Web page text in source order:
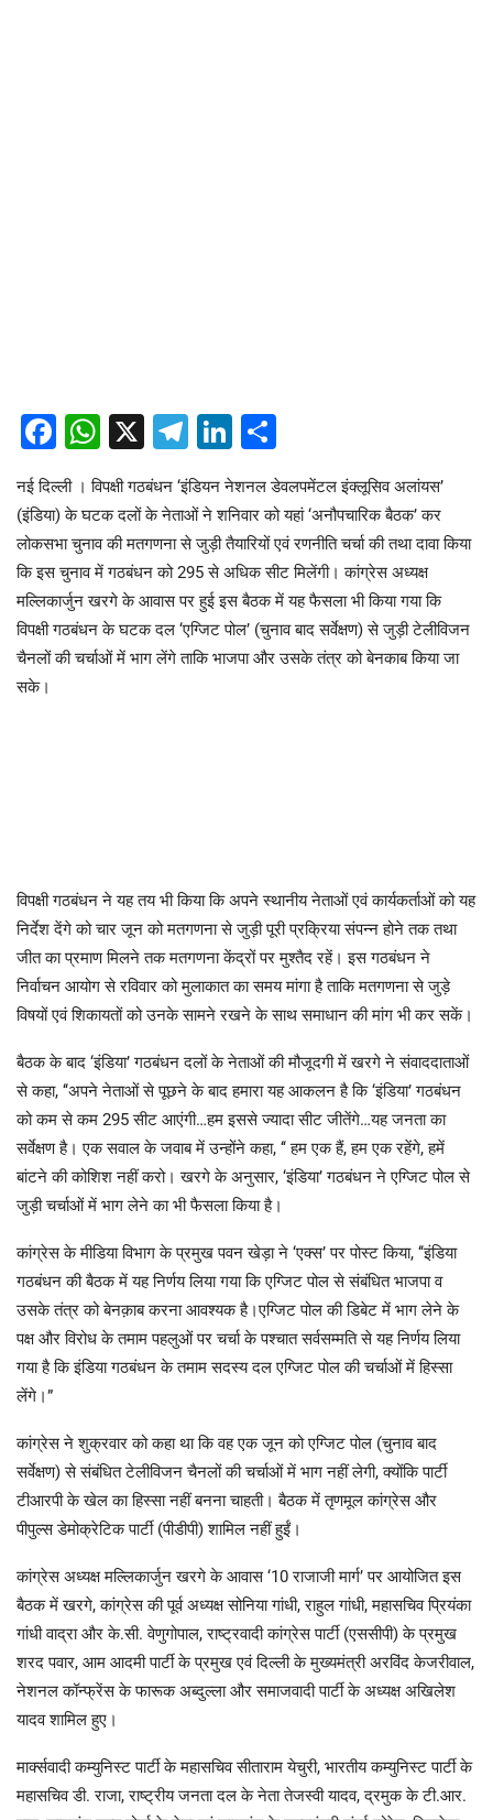
Facebook
WhatsApp
X Telegram
LinkedIn
नई दिल्ली । विपक्षी गठबंधन ‘इंडियन नेशनल डेवलपमेंटल इंक्लूसिव अलांयस’
(इंडिया) के घटक दलों के नेताओं ने शनिवार को यहां ‘अनौपचारिक बैठक’ कर
लोकसभा चुनाव की मतगणना से जुड़ी तैयारियों एवं रणनीति चर्चा की तथा दावा किया
कि इस चुनाव में गठबंधन को 295 से अधिक सीट मिलेंगी। कांग्रेस अध्यक्ष
मल्लिकार्जुन खरगे के आवास पर हुई इस बैठक में यह फैसला भी किया गया कि
विपक्षी गठबंधन के घटक दल ‘एग्जिट पोल’ (चुनाव बाद सर्वेक्षण) से जुड़ी टेलीविजन
चैनलों की चर्चाओं में भाग लेंगे ताकि भाजपा और उसके तंत्र को बेनकाब किया जा
सके।
विपक्षी गठबंधन ने यह तय भी किया कि अपने स्थानीय नेताओं एवं कार्यकर्ताओं को यह
निर्देश देंगे को चार जून को मतगणना से जुड़ी पूरी प्रक्रिया संपन्न होने तक तथा
जीत का प्रमाण मिलने तक मतगणना केंद्रों पर मुश्तैद रहें। इस गठबंधन ने
निर्वाचन आयोग से रविवार को मुलाकात का समय मांगा है ताकि मतगणना से जुड़े
विषयों एवं शिकायतों को उनके सामने रखने के साथ समाधान की मांग भी कर सकें।
बैठक के बाद ‘इंडिया’ गठबंधन दलों के नेताओं की मौजूदगी में खरगे ने संवाददाताओं
से कहा, ‘‘अपने नेताओं से पूछने के बाद हमारा यह आकलन है कि ‘इंडिया’ गठबंधन
को कम से कम 295 सीट आएंगी…हम इससे ज्यादा सीट जीतेंगे…यह जनता का
सर्वेक्षण है। एक सवाल के जवाब में उन्होंने कहा, ‘‘ हम एक हैं, हम एक रहेंगे, हमें
बांटने की कोशिश नहीं करो। खरगे के अनुसार, ‘इंडिया’ गठबंधन ने एग्जिट पोल से
जुड़ी चर्चाओं में भाग लेने का भी फैसला किया है।
कांग्रेस के मीडिया विभाग के प्रमुख पवन खेड़ा ने ‘एक्स’ पर पोस्ट किया, ‘‘इंडिया
गठबंधन की बैठक में यह निर्णय लिया गया कि एग्जिट पोल से संबंधित भाजपा व
उसके तंत्र को बेनक़ाब करना आवश्यक है।एग्जिट पोल की डिबेट में भाग लेने के
पक्ष और विरोध के तमाम पहलुओं पर चर्चा के पश्चात सर्वसम्मति से यह निर्णय लिया
गया है कि इंडिया गठबंधन के तमाम सदस्य दल एग्जिट पोल की चर्चाओं में हिस्सा
लेंगे।”
कांग्रेस ने शुक्रवार को कहा था कि वह एक जून को एग्जिट पोल (चुनाव बाद
सर्वेक्षण) से संबंधित टेलीविजन चैनलों की चर्चाओं में भाग नहीं लेगी, क्योंकि पार्टी
टीआरपी के खेल का हिस्सा नहीं बनना चाहती। बैठक में तृणमूल कांग्रेस और
पीपुल्स डेमोक्रेटिक पार्टी (पीडीपी) शामिल नहीं हुईं।
कांग्रेस अध्यक्ष मल्लिकार्जुन खरगे के आवास ‘10 राजाजी मार्ग’ पर आयोजित इस
बैठक में खरगे, कांग्रेस की पूर्व अध्यक्ष सोनिया गांधी, राहुल गांधी, महासचिव प्रियंका
गांधी वाद्रा और के.सी. वेणुगोपाल, राष्ट्रवादी कांग्रेस पार्टी (एससीपी) के प्रमुख
शरद पवार, आम आदमी पार्टी के प्रमुख एवं दिल्ली के मुख्यमंत्री अरविंद केजरीवाल,
नेशनल कॉन्फ्रेंस के फारूक अब्दुल्ला और समाजवादी पार्टी के अध्यक्ष अखिलेश
यादव शामिल हुए।
मार्क्सवादी कम्युनिस्ट पार्टी के महासचिव सीताराम येचुरी, भारतीय कम्युनिस्ट पार्टी के
महासचिव डी. राजा, राष्ट्रीय जनता दल के नेता तेजस्वी यादव, द्रमुक के टी.आर.